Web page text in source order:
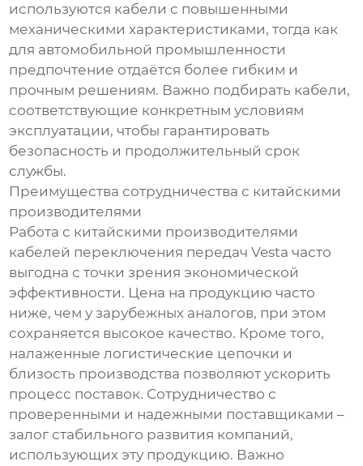
используются кабели с повышенными
механическими характеристиками, тогда как
для автомобильной промышленности
предпочтение отдаётся более гибким и
прочным решениям. Важно подбирать кабели,
соответствующие конкретным условиям
эксплуатации, чтобы гарантировать
безопасность и продолжительный срок
службы.
Преимущества сотрудничества с китайскими
производителями
Работа с китайскими производителями
кабелей переключения передач Vesta часто
выгодна с точки зрения экономической
эффективности. Цена на продукцию часто
ниже, чем у зарубежных аналогов, при этом
сохраняется высокое качество. Кроме того,
налаженные логистические цепочки и
близость производства позволяют ускорить
процесс поставок. Сотрудничество с
проверенными и надежными поставщиками –
залог стабильного развития компаний,
использующих эту продукцию. Важно